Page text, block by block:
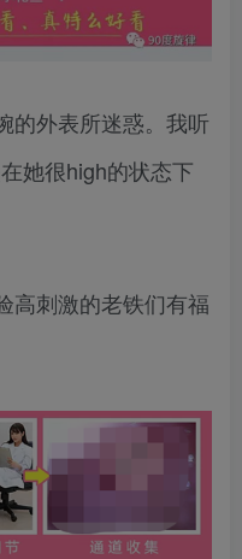
的外表所迷惑。我听
她很high的状态下
高刺激的老铁们有福